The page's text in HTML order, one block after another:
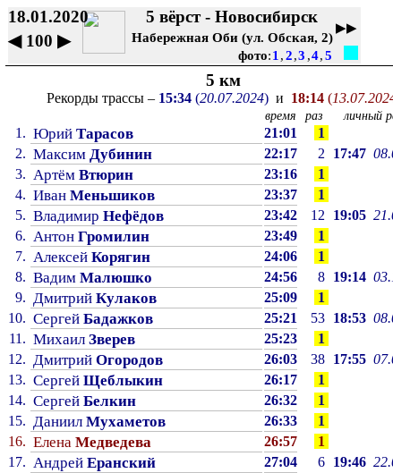
18.01.2020
◀100 ▶
5 вёрст - Новосибирск
Набережная Оби (ул. Обская, 2)
▶▶
фото:1 ,2,3 ,4,5
5 км
Рекорды трассы – 15:34(20.07.2024)и 18:14(
время раз личный
1. Юрий Тарасов 21:01
1
2. Максим Дубинин 22:17 2 17:47
3. Артём Втюрин 23:16
1
4. Иван Меньшиков 23:37
1
5. Владимир Нефёдов 23:42 12 19:05
6. Антон Громилин 23:49
1
7. Алексей Корягин 24:06
1
8. Вадим Малюшко 24:56 8 19:14
9. Дмитрий Кулаков 25:09
1
10. Сергей Бадажков 25:21 53 18:53
11. Михаил Зверев 25:23
1
12. Дмитрий Огородов 26:03 38 17:55
13. Сергей Щеблыкин 26:17
1
14. Сергей Белкин 26:32
1
15. Даниил Мухаметов 26:33
1
16. Елена Медведева 26:57
1
17. Андрей Еранский 27:04 6 19:46